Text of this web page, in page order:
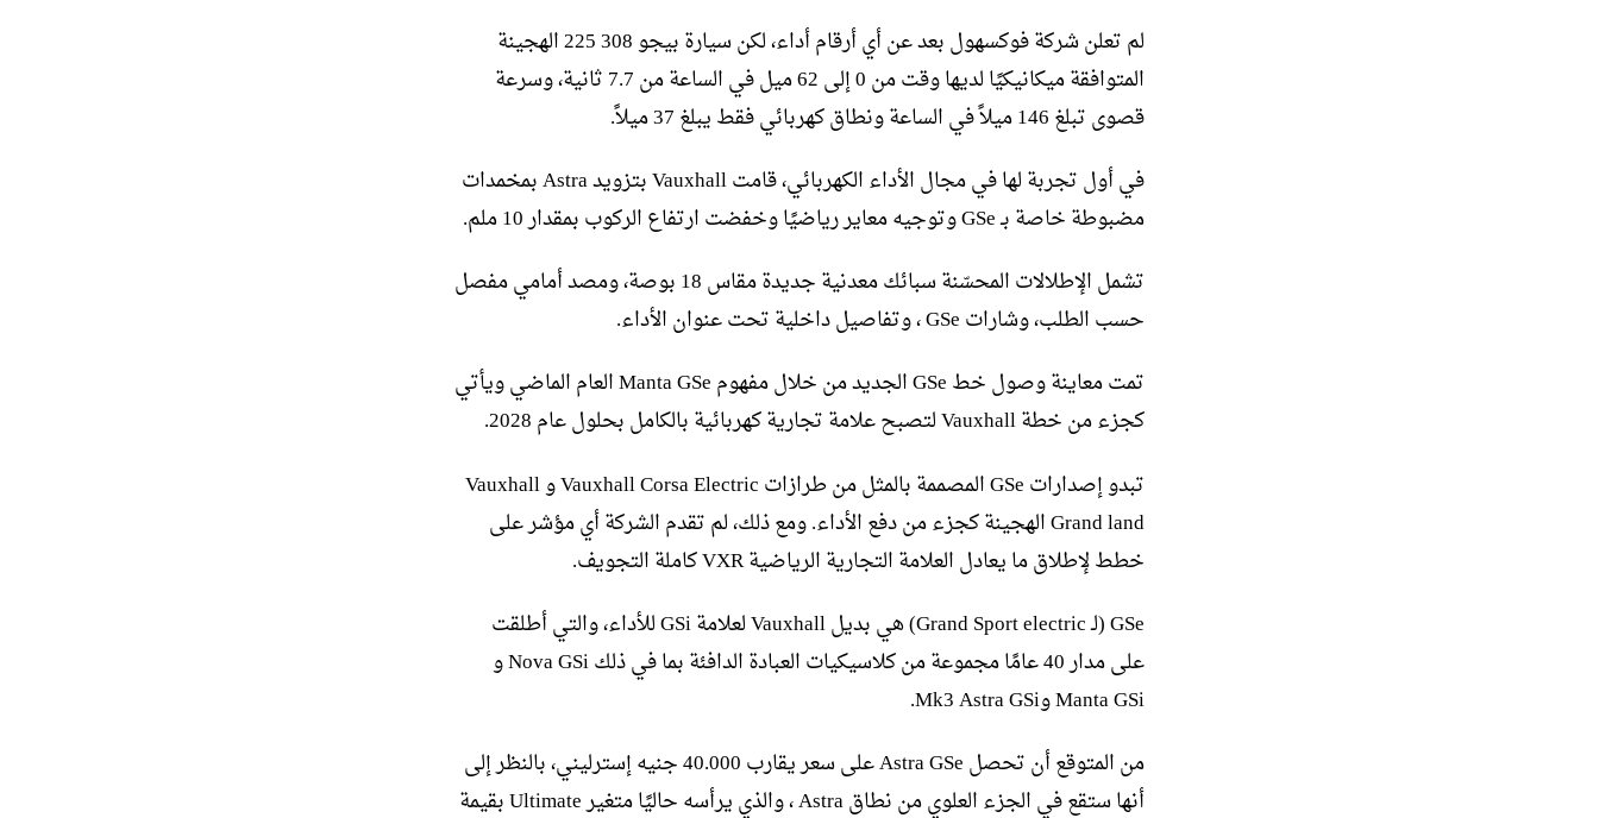
لم تعلن شركة فوكسهول بعد عن أي أرقام أداء، لكن سيارة بيجو 308 225 الهجينة
المتوافقة ميكانيكيًا لديها وقت من 0 إلى 62 ميل في الساعة من 7.7 ثانية، وسرعة
قصوى تبلغ 146 ميلاً في الساعة ونطاق كهربائي فقط يبلغ 37 ميلاً.
في أول تجربة لها في مجال الأداء الكهربائي، قامت Vauxhall بتزويد Astra بمخمدات
مضبوطة خاصة بـ GSe وتوجيه معاير رياضيًا وخفضت ارتفاع الركوب بمقدار 10 ملم.
تشمل الإطلالات المحسّنة سبائك معدنية جديدة مقاس 18 بوصة، ومصد أمامي مفصل
حسب الطلب، وشارات GSe ، وتفاصيل داخلية تحت عنوان الأداء.
تمت معاينة وصول خط GSe الجديد من خلال مفهوم Manta GSe العام الماضي ويأتي
كجزء من خطة Vauxhall لتصبح علامة تجارية كهربائية بالكامل بحلول عام 2028.
تبدو إصدارات GSe المصممة بالمثل من طرازات Vauxhall Corsa Electric و Vauxhall
Grand land الهجينة كجزء من دفع الأداء. ومع ذلك، لم تقدم الشركة أي مؤشر على
خطط لإطلاق ما يعادل العلامة التجارية الرياضية VXR كاملة التجويف.
GSe (لـ Grand Sport electric) هي بديل Vauxhall لعلامة GSi للأداء، والتي أطلقت
على مدار 40 عامًا مجموعة من كلاسيكيات العبادة الدافئة بما في ذلك Nova GSi و
Manta GSi وMk3 Astra GSi.
من المتوقع أن تحصل Astra GSe على سعر يقارب 40.000 جنيه إسترليني، بالنظر إلى
أنها ستقع في الجزء العلوي من نطاق Astra ، والذي يرأسه حاليًا متغير Ultimate بقيمة